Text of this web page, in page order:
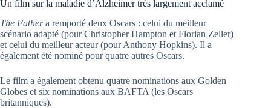
Un film sur la maladie d’Alzheimer très largement acclamé
The Fathera remporté deux Oscars : celui du meilleur
scénario adapté (pour Christopher Hampton et Florian Zeller)
et celui du meilleur acteur (pour Anthony Hopkins). Il a
également été nominé pour quatre autres Oscars.
Le film a également obtenu quatre nominations aux Golden
Globes et six nominations aux BAFTA (les Oscars
britanniques).